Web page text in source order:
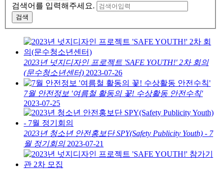
검색어를 입력해주세요.
검색
2023년 넛지디자인 프로젝트 'SAFE YOUTH!' 2차 회의
(문수청소년센터) 2023-07-26
7월 안전정보 '여름철 활동의 꽃! 수상활동 안전수칙'
2023-07-25
2023년 청소년 안전홍보단 SPY(Safety Publicity Youth) - 7
월 정기회의 2023-07-21